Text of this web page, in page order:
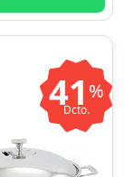
41 %
Dcto.